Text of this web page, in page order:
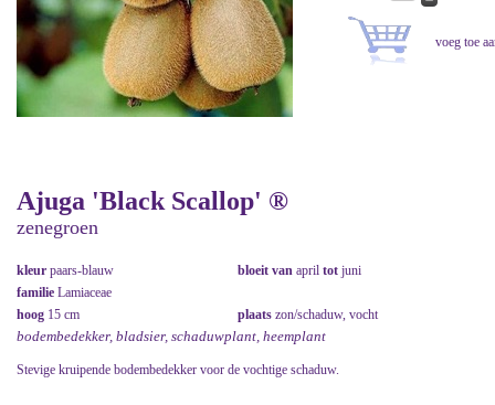
Ajuga 'Black Scallop' ®
zenegroen
kleur paars-blauw bloeit van april tot juni
familie Lamiaceae
hoog 15 cm plaats zon/schaduw, vocht
bodembedekker, bladsier, schaduwplant, heemplant
Stevige kruipende bodembedekker voor de vochtige schaduw.